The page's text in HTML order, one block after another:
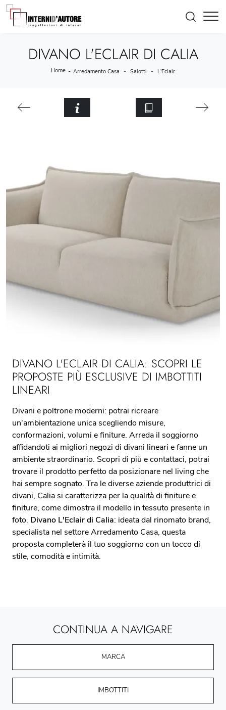
DIVANO L'ECLAIR DI CALIA
Home - Arredamento Casa - Salotti - L'Eclair
DIVANO L'ECLAIR DI CALIA: SCOPRI LE
PROPOSTE PIÙ ESCLUSIVE DI IMBOTTITI
LINEARI
Divani e poltrone moderni: potrai ricreare
un'ambientazione unica scegliendo misure,
conformazioni, volumi e finiture. Arreda il soggiorno
affidandoti ai migliori negozi di divani lineari e fanne un
ambiente straordinario. Scopri di più e contattaci, potrai
trovare il prodotto perfetto da posizionare nel living che
hai sempre sognato. Tra le diverse aziende produttrici di
divani, Calia si caratterizza per la qualità di finiture e
finiture, come dimostra il modello in tessuto presente in
foto. Divano L'Eclair di Calia: ideata dal rinomato brand,
specialista nel settore Arredamento Casa, questa
proposta completerà il tuo soggiorno con un tocco di
stile, comodità e intimità.
CONTINUA A NAVIGARE
MARCA
IMBOTTITI